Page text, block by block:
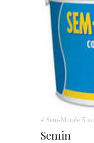
# Sem-Murale 5 кг.
Semin